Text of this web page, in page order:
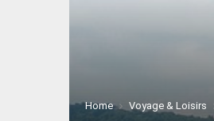
Home Voyage & Loisirs